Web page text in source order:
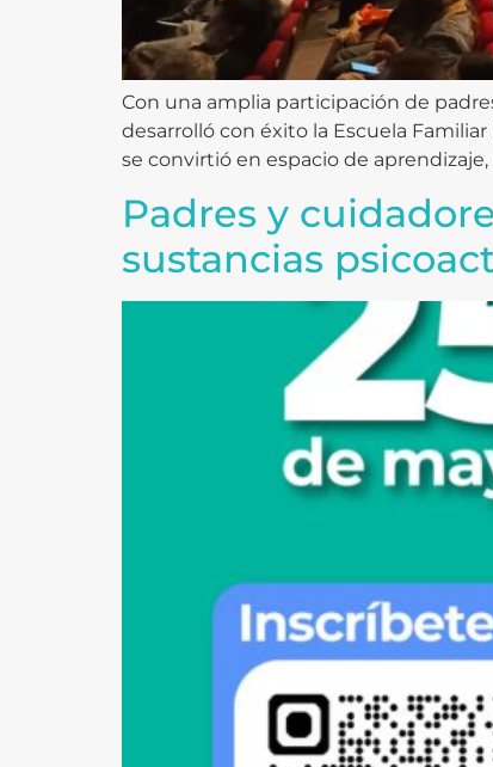
Con una amplia participación de
desarrolló con éxito la Escuela
se convirtió en espacio de
Padres y
sustancias